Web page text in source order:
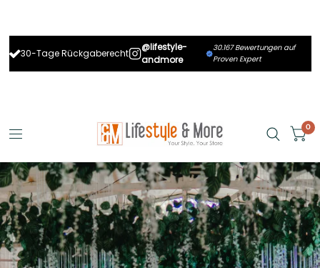
30-Tage Rückgaberecht
@lifestyle-
andmore
30.167 Bewertungen auf
Proven Expert
0